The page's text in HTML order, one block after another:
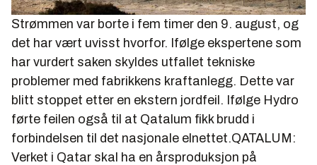
Strømmen var borte i fem timer den 9. august, og
det har vært uvisst hvorfor. Ifølge ekspertene som
har vurdert saken skyldes utfallet tekniske
problemer med fabrikkens kraftanlegg. Dette var
blitt stoppet etter en ekstern jordfeil. Ifølge Hydro
førte feilen også til at Qatalum fikk brudd i
forbindelsen til det nasjonale elnettet.QATALUM:
Verket i Qatar skal ha en årsproduksjon på